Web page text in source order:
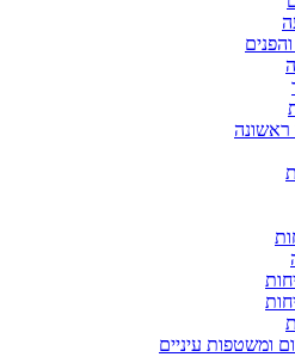
ראשונה
ומשטפות עיניים